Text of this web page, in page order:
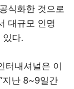
식화한 것으로
대규모 인명
있다.
터내셔널은 이
지난 8~9일간